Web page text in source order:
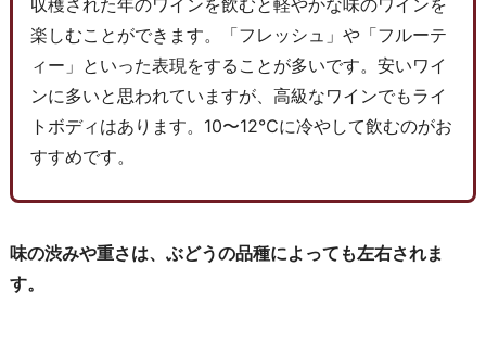
楽しむことができます。「フレッシュ」や「フルーテ
ィー」といった表現をすることが多いです。安いワイ
ンに多いと思われていますが、高級なワインでもライ
トボディはあります。10〜12℃に冷やして飲むのがお
すすめです。
味の渋みや重さは、ぶどうの品種によっても左右されま
す。